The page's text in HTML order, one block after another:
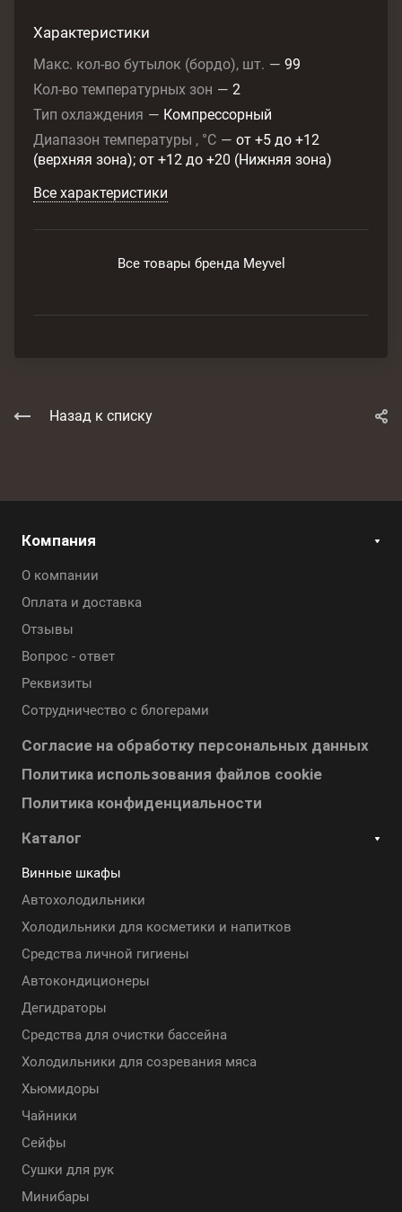
Характеристики
Макс. кол-во бутылок (бордо), шт. — 99
Кол-во температурных зон — 2
Тип охлаждения — Компрессорный
Диапазон температуры , °C — от +5 до +12
(верхняя зона); от +12 до +20 (Нижняя зона)
Все характеристики
Все товары бренда Meyvel
Назад к списку
Компания
О компании
Оплата и доставка
Отзывы
Вопрос - ответ
Реквизиты
Сотрудничество с блогерами
Согласие на обработку персональных данных
Политика использования файлов cookie
Политика конфиденциальности
Каталог
Винные шкафы
Автохолодильники
Холодильники для косметики и напитков
Cредства личной гигиены
Автокондиционеры
Дегидраторы
Средства для очистки бассейна
Холодильники для созревания мяса
Хьюмидоры
Чайники
Сейфы
Сушки для рук
Минибары